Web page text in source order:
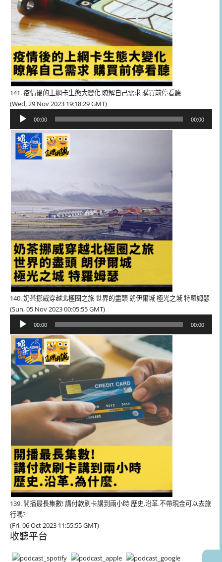
141. 疫情後的上網卡生態大變化 瞭解自己需求 購買前停看聽
(Wed, 29 Nov 2023 19:18:29 GMT)
播
器
00:00 00:00
140. 奶茶挪威穿越北極圈之旅 世界的盡頭 朗伊爾城 極光之城 特羅姆瑟
(Sun, 05 Nov 2023 00:05:55 GMT)
播
放
器
00:00 00:00
139. 開播最長集數! 講付款刷卡講到兩小時 歷史.沿革.不帶現金可以去旅
行嗎?
(Fri, 06 Oct 2023 11:55:55 GMT)
收聽平台